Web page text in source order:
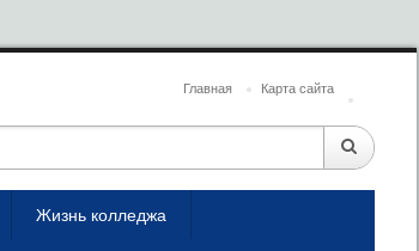
Главная Карта сайта
Жизнь колледжа